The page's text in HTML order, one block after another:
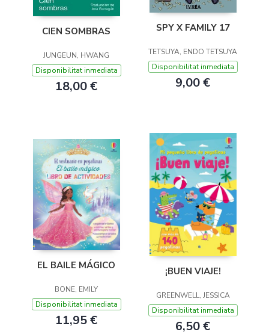
CIEN SOMBRAS
JUNGEUN, HWANG
Disponibilitat inmediata
18,00 €
SPY X FAMILY 17
TETSUYA, ENDO TETSUYA
Disponibilitat inmediata
9,00 €
EL BAILE MÁGICO
BONE, EMILY
Disponibilitat inmediata
11,95 €
¡BUEN VIAJE!
GREENWELL, JESSICA
Disponibilitat inmediata
6,50 €